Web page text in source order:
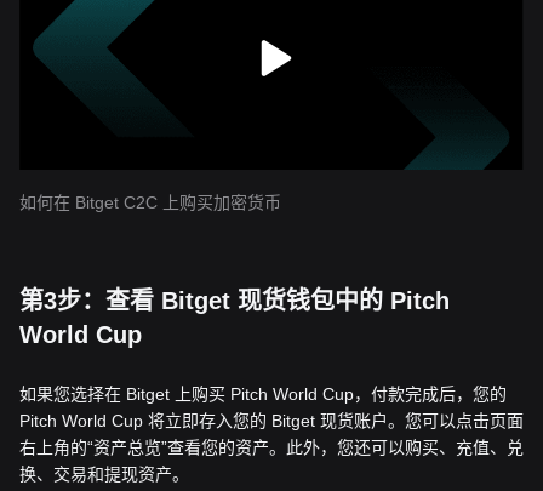
如何在 Bitget C2C 上购买加密货币
第3步：查看 Bitget 现货钱包中的 Pitch
World Cup
如果您选择在 Bitget 上购买 Pitch World Cup，付款完成后，您的
Pitch World Cup 将立即存入您的 Bitget 现货账户。您可以点击页面
右上角的“资产总览”查看您的资产。此外，您还可以购买、充值、兑
换、交易和提现资产。